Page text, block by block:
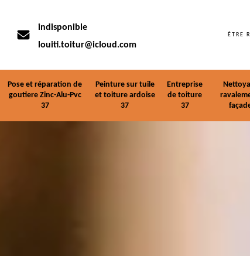
indisponible
louiti.toitur@icloud.com
ÊTRE
Pose et réparation de
goutiere Zinc-Alu-Pvc
37
Peinture sur tuile
et toiture ardoise
37
Entreprise
de toiture
37